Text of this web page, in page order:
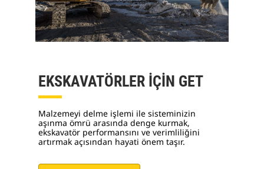
EKSKAVATÖRLER İÇİN GET
Malzemeyi delme işlemi ile sisteminizin
aşınma ömrü arasında denge kurmak,
ekskavatör performansını ve verimliliğini
artırmak açısından hayati önem taşır.